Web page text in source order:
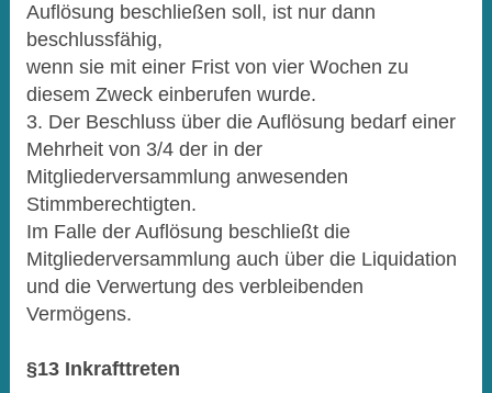
Auflösung beschließen soll, ist nur dann
beschlussfähig,
wenn sie mit einer Frist von vier Wochen zu
diesem Zweck einberufen wurde.
3. Der Beschluss über die Auflösung bedarf einer
Mehrheit von 3/4 der in der
Mitgliederversammlung anwesenden
Stimmberechtigten.
Im Falle der Auflösung beschließt die
Mitgliederversammlung auch über die Liquidation
und die Verwertung des verbleibenden
Vermögens.
§13 Inkrafttreten